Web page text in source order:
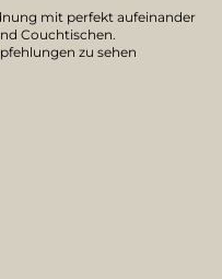
mit perfekt aufeinander
Couchtischen.
zu sehen